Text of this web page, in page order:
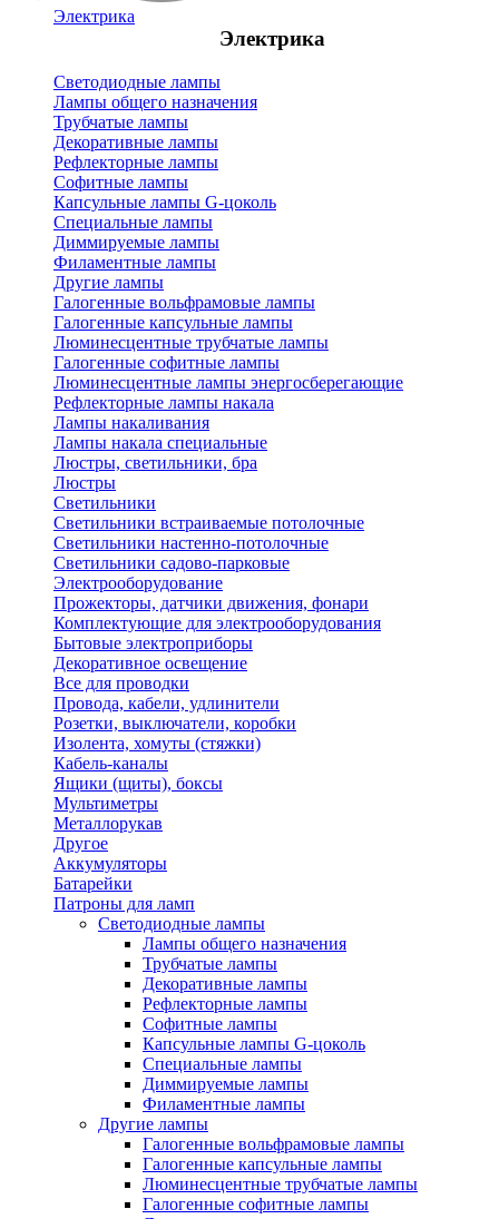
Электрика
Электрика
Светодиодные лампы
Лампы общего назначения
Трубчатые лампы
Декоративные лампы
Рефлекторные лампы
Софитные лампы
Капсульные лампы G-цоколь
Специальные лампы
Диммируемые лампы
Филаментные лампы
Другие лампы
Галогенные вольфрамовые лампы
Галогенные капсульные лампы
Люминесцентные трубчатые лампы
Галогенные софитные лампы
Люминесцентные лампы энергосберегающие
Рефлекторные лампы накала
Лампы накаливания
Лампы накала специальные
Люстры, светильники, бра
Люстры
Светильники
Светильники встраиваемые потолочные
Светильники настенно-потолочные
Светильники садово-парковые
Электрооборудование
Прожекторы, датчики движения, фонари
Комплектующие для электрооборудования
Бытовые электроприборы
Декоративное освещение
Все для проводки
Провода, кабели, удлинители
Розетки, выключатели, коробки
Изолента, хомуты (стяжки)
Кабель-каналы
Ящики (щиты), боксы
Мультиметры
Металлорукав
Другое
Аккумуляторы
Батарейки
Патроны для ламп
Светодиодные лампы
Лампы общего назначения
Трубчатые лампы
Декоративные лампы
Рефлекторные лампы
Софитные лампы
Капсульные лампы G-цоколь
Специальные лампы
Диммируемые лампы
Филаментные лампы
Другие лампы
Галогенные вольфрамовые лампы
Галогенные капсульные лампы
Люминесцентные трубчатые лампы
Галогенные софитные лампы